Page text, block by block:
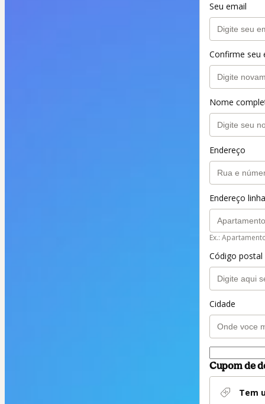
Seu email
Confirme seu
Nome
Endereço
Endereço
Ex.:
Código postal
Cidade
Cupom de
Tem